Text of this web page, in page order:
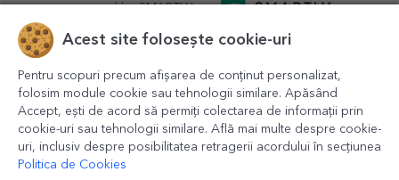
powered bySMARTLY.ro
Acest site folosește cookie-uri
Pentru scopuri precum afișarea de conținut personalizat,
folosim module cookie sau tehnologii similare. Apăsând
Accept, ești de acord să permiți colectarea de informații prin
cookie-uri sau tehnologii similare. Află mai multe despre cookie-
uri, inclusiv despre posibilitatea retragerii acordului în secțiunea
Politica de Cookies